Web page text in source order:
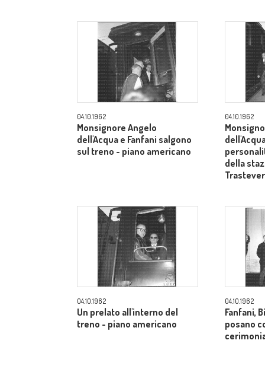
04.10.1962
Monsignore Angelo
dell'Acqua e Fanfani salgono
sul treno - piano americano
04.10.1962
della
04.10.1962
Un prelato all'interno del
treno - piano americano
04.10.1962
Fanfani,
posano